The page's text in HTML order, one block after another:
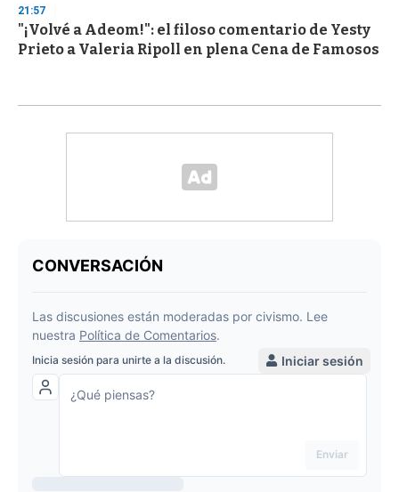
21:57
"¡Volvé a Adeom!": el filoso comentario de Yesty
Prieto a Valeria Ripoll en plena Cena de Famosos